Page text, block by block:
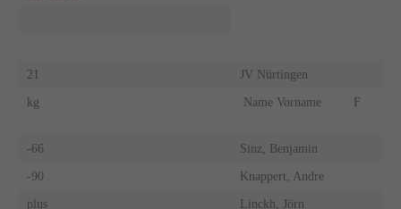
21 JV Nürtingen
kg Name Vorname F
-66 Sinz, Benjamin
-90 Knappert, Andre
plus Linckh, Jörn